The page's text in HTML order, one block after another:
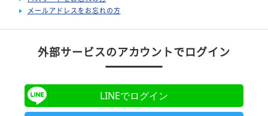
メールアドレスをお忘れの方
外部サービスのアカウントでログイン
LINEでログイン